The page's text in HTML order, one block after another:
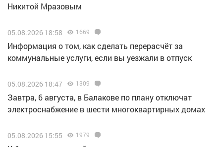
Никитой Мразовым
05.08.2026 18:58 1669
Информация о том, как сделать перерасчёт за
коммунальные услуги, если вы уезжали в отпуск
05.08.2026 18:47 1309
Завтра, 6 августа, в Балакове по плану отключат
электроснабжение в шести многоквартирных домах
05.08.2026 15:55 1979